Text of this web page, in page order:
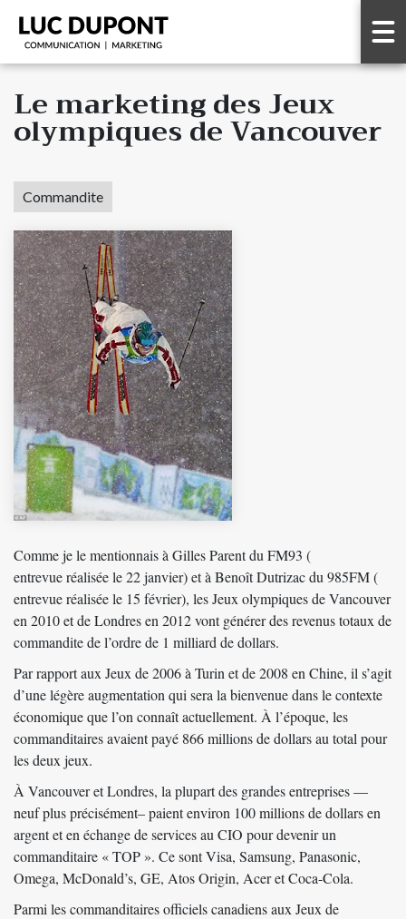
Le marketing des Jeux
olympiques de Vancouver
Commandite
Comme je le mentionnais à Gilles Parent du FM93 (
entrevue réalisée le 22 janvier) et à Benoît Dutrizac du 985FM (
entrevue réalisée le 15 février), les Jeux olympiques de Vancouver
en 2010 et de Londres en 2012 vont générer des revenus totaux de
commandite de l’ordre de 1 milliard de dollars.
Par rapport aux Jeux de 2006 à Turin et de 2008 en Chine, il s’agit
d’une légère augmentation qui sera la bienvenue dans le contexte
économique que l’on connaît actuellement. À l’époque, les
commanditaires avaient payé 866 millions de dollars au total pour
les deux jeux.
À Vancouver et Londres, la plupart des grandes entreprises —
neuf plus précisément– paient environ 100 millions de dollars en
argent et en échange de services au CIO pour devenir un
commanditaire « TOP ». Ce sont Visa, Samsung, Panasonic,
Omega, McDonald’s, GE, Atos Origin, Acer et Coca-Cola.
Parmi les commanditaires officiels canadiens aux Jeux de